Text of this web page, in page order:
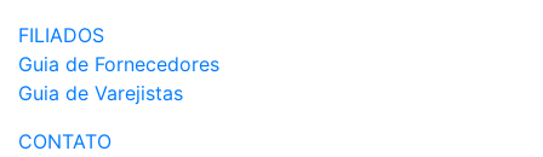
FILIADOS
Guia de Fornecedores
Guia de Varejistas
CONTATO